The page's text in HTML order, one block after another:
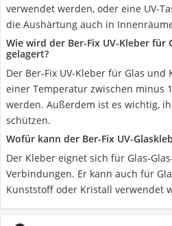
verwendet werden, oder eine UV-
die Aushärtung auch in
Wie wird der Ber-Fix UV-Kleber für
gelagert?
Der Ber-Fix UV-Kleber für Glas
einer Temperatur zwischen minus
werden. Außerdem ist es wichtig,
schützen.
Wofür kann der Ber-Fix UV-
Der Kleber eignet sich für Glas-
Verbindungen. Er kann auch für
Kunststoff oder Kristall verwendet